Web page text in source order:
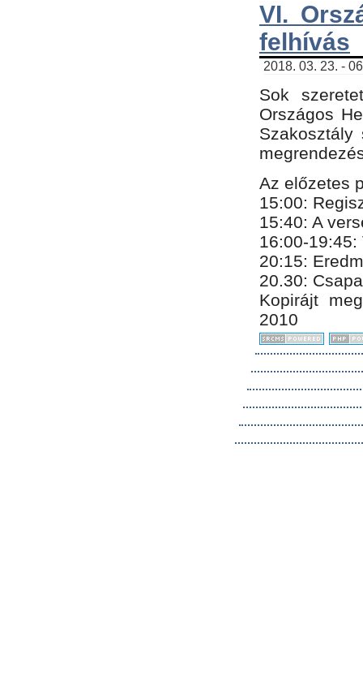
VI.
felhívás
2018. 03. 23. -
Sok
Országos
Az előzetes
15:00:
15:40: A
16:00-19:45:
20:​15​:
​20.30:
Kopirájt
2010